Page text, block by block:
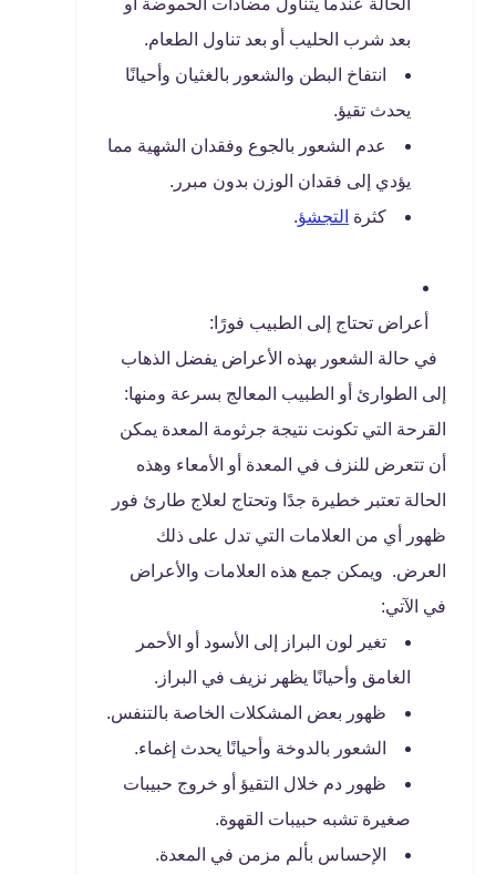
الحالة عندما يتناول مضادات الحموضة أو
بعد شرب الحليب أو بعد تناول الطعام.
انتفاخ البطن والشعور بالغثيان وأحيانًا
يحدث تقيؤ.
عدم الشعور بالجوع وفقدان الشهية مما
يؤدي إلى فقدان الوزن بدون مبرر.
كثرة التجشؤ.
أعراض تحتاج إلى الطبيب فورًا:
في حالة الشعور بهذه الأعراض يفضل الذهاب
إلى الطوارئ أو الطبيب المعالج بسرعة ومنها:
القرحة التي تكونت نتيجة جرثومة المعدة يمكن
أن تتعرض للنزف في المعدة أو الأمعاء وهذه
الحالة تعتبر خطيرة جدًا وتحتاج لعلاج طارئ فور
ظهور أي من العلامات التي تدل على ذلك
العرض. ويمكن جمع هذه العلامات والأعراض
في الآتي:
تغير لون البراز إلى الأسود أو الأحمر
الغامق وأحيانًا يظهر نزيف في البراز.
ظهور بعض المشكلات الخاصة بالتنفس.
الشعور بالدوخة وأحيانًا يحدث إغماء.
ظهور دم خلال التقيؤ أو خروج حبيبات
صغيرة تشبه حبيبات القهوة.
الإحساس بألم مزمن في المعدة.